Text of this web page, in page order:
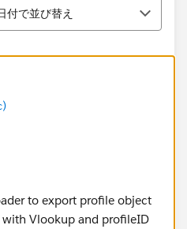
替え
付で並び替え
to export profile object
Vlookup and profileID